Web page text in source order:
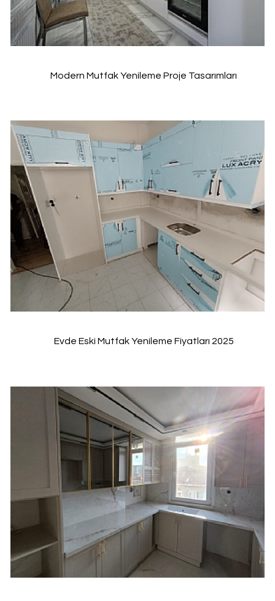
Evde Eski Mutfak Yenileme Fiyatları 2025
Modern Mutfak Yenileme Proje Tasarımları